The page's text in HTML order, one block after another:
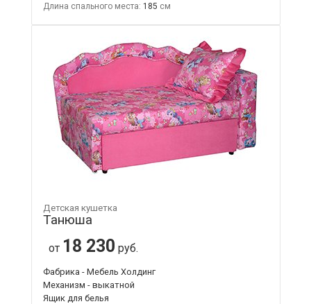
Длина спального места: 185
Детская кушетка
Танюша
от 18 230 руб.
Фабрика - Мебель Холдинг
Механизм - выкатной
Ящик для белья